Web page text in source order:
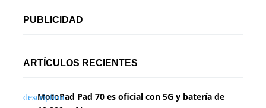
PUBLICIDAD
ARTÍCULOS RECIENTES
MotoPad Pad 70 es oficial con 5G y batería de